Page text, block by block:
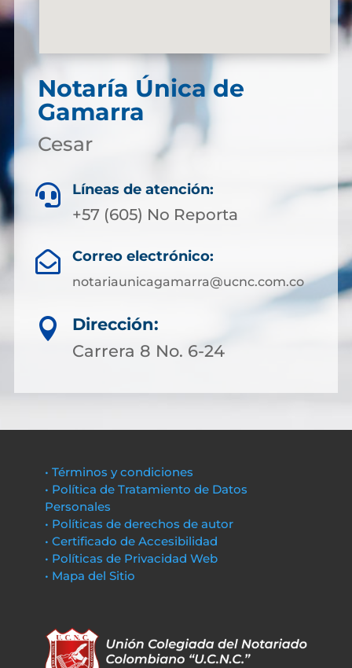
Notaría Única de
Gamarra
Cesar
 Líneas de atención:
+57 (605) No Reporta
 Correo electrónico:
notariaunicagamarra@ucnc.com.co

Dirección:
Carrera 8 No. 6-24
• Términos y condiciones
• Política de Tratamiento de Datos
Personales
• Políticas de derechos de autor
• Certificado de Accesibilidad
• Políticas de Privacidad Web
• Mapa del Sitio